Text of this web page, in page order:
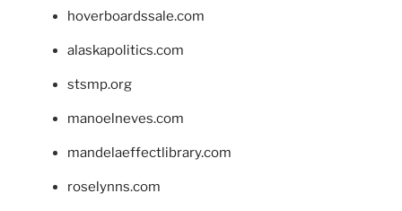
hoverboardssale.com
alaskapolitics.com
stsmp.org
manoelneves.com
mandelaeffectlibrary.com
roselynns.com